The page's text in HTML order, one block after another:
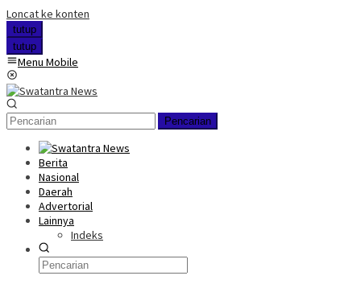
Loncat ke konten
tutup
tutup
Menu Mobile
Pencarian
Berita
Nasional
Daerah
Advertorial
Lainnya
Indeks